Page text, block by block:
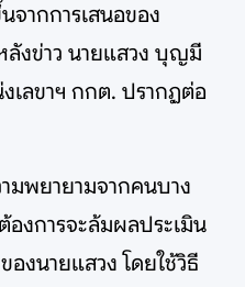
ากการเสนอของ
ลังข่าว นายแสวง บุญมี
เลขาฯ กกต. ปรากฏต่อ
มพยายามจากคนบาง
งการจะล้มผลประเมิน
งนายแสวง โดยใช้วิธี